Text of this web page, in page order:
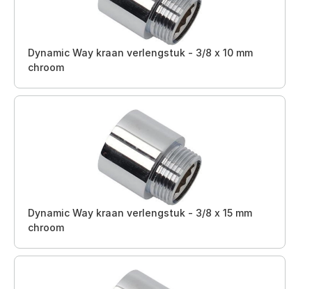
Dynamic Way kraan verlengstuk - 3/8 x 10 mm
chroom
Dynamic Way kraan verlengstuk - 3/8 x 15 mm
chroom